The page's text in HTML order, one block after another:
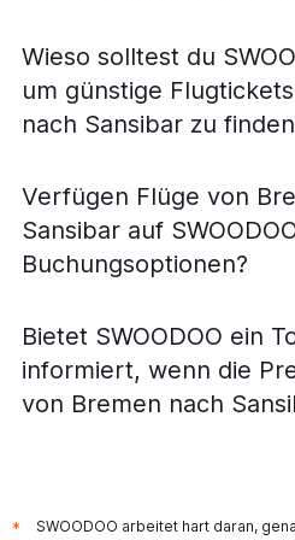
Flüge von Hannover nach
Flüge von Münster nach
Flüge von Dortmund nach
Flüge von Leipzig nach
Flüge von Paderborn nach
Flüge von Berlin nach Mwanza
Flüge von München nach
Wieso solltest du
um günstige
nach Sansibar zu
Verfügen Flüge von
Sansibar auf
Buchungsoptionen?
Bietet SWOODOO ein
informiert, wenn die
von Bremen nach
*
SWOODOO arbeitet hart daran,